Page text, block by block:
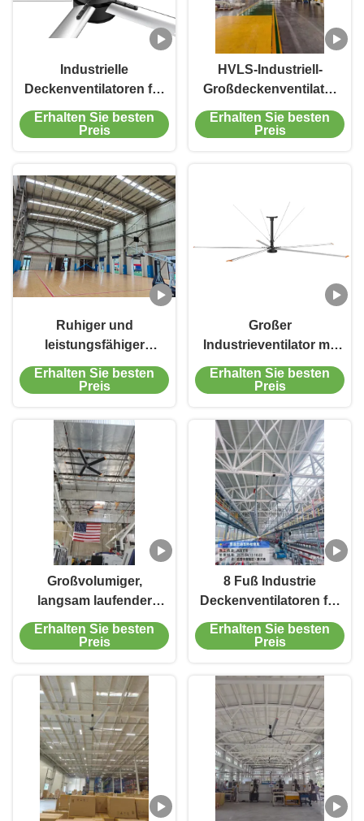
Industrielle
Deckenventilatoren für
Fabriken und
Werkstätten,
Erhalten Sie besten
Preis
HVLS-Industriell-
Großdeckenventilator
für Fitnessstudios und
Ausstellungshallen,
Erhalten Sie besten
Preis
Ruhiger und
leistungsfähiger
kommerzieller
Deckenventilator
Magnetmotor
Erhalten Sie besten
Preis
Großer
Industrieventilator mit
breiter Abdeckung und
PMSM-Technologie bis
Ventilator
Erhalten Sie besten
Preis
Großvolumiger,
langsam laufender
Ventilator,
kundenspezifische
Logistikzentren
Erhalten Sie besten
Preis
8 Fuß Industrie
Deckenventilatoren für
gewerbliche
Unterhaltungsbereiche
Erhalten Sie besten
Preis